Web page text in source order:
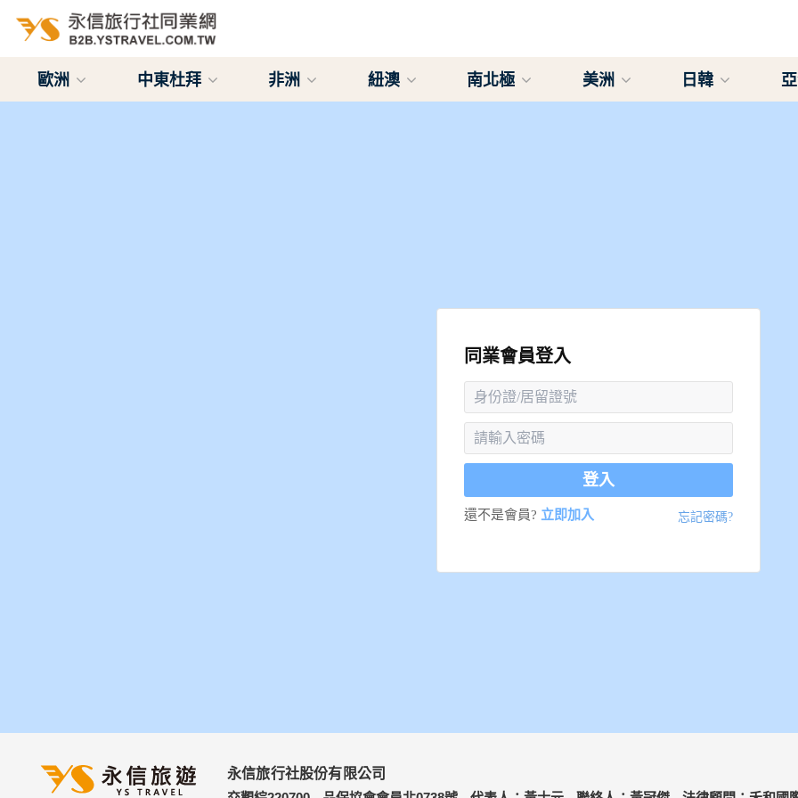
歐洲 中東杜拜 非洲 紐澳 南北極 美洲 日韓
同業會員登入
登入
還不是會員? 立即加入 忘記密碼?
永信旅行社股份有限公司